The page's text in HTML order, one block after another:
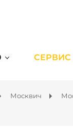
СЕРВИС
Москвич